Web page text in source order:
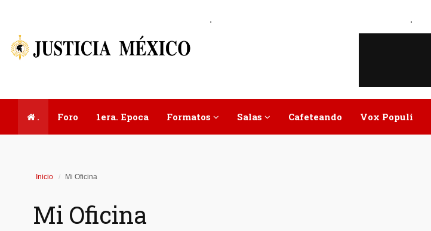
. .
. Foro 1era. Epoca Formatos Salas Cafeteando Vox Populi
Inicio Mi Oficina
Mi Oficina